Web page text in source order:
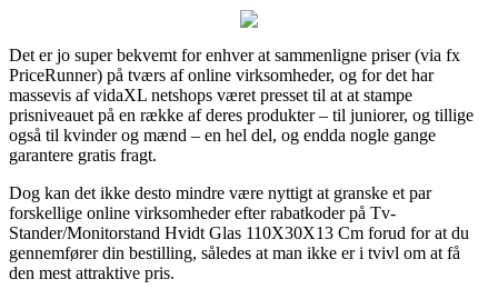
Det er jo super bekvemt for enhver at sammenligne priser (via fx
PriceRunner) på tværs af online virksomheder, og for det har
massevis af vidaXL netshops været presset til at at stampe
prisniveauet på en række af deres produkter – til juniorer, og tillige
også til kvinder og mænd – en hel del, og endda nogle gange
garantere gratis fragt.
Dog kan det ikke desto mindre være nyttigt at granske et par
forskellige online virksomheder efter rabatkoder på Tv-
Stander/Monitorstand Hvidt Glas 110X30X13 Cm forud for at du
gennemfører din bestilling, således at man ikke er i tvivl om at få
den mest attraktive pris.